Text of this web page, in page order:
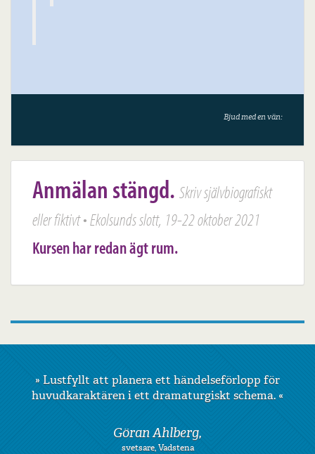
Bjud med en vän:
Anmälan stängd. Skriv självbiografiskt
eller fiktivt • Ekolsunds slott, 19-22 oktober 2021
Kursen har redan ägt rum.
» Lustfyllt att planera ett händelseförlopp för
huvudkaraktären i ett dramaturgiskt schema. «
Göran Ahlberg,
svetsare, Vadstena
»Kursen var väl genomtänkt och skickligt
uppbyggd.«
Nanna Kallas,
chef och psykosyntesterapeut, Stockholm